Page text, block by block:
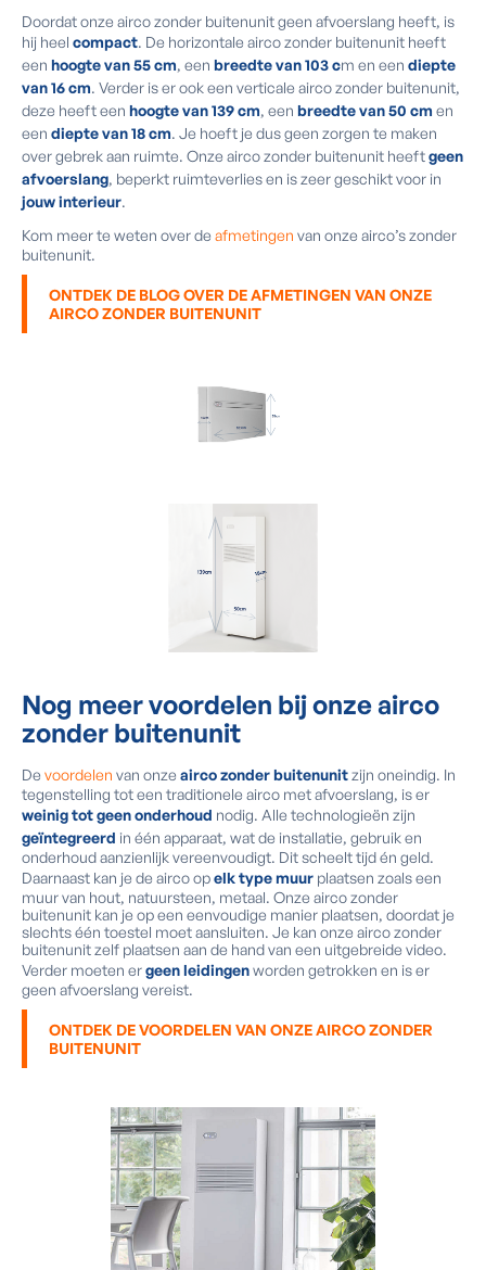
Doordat onze airco zonder buitenunit geen afvoerslang heeft, is
hij heel compact. De horizontale airco zonder buitenunit heeft
een hoogte van 55 cm, een breedte van 103 cm en een diepte
van 16 cm. Verder is er ook een verticale airco zonder buitenunit,
deze heeft een hoogte van 139 cm, een breedte van 50 cm en
een diepte van 18 cm. Je hoeft je dus geen zorgen te maken
over gebrek aan ruimte. Onze airco zonder buitenunit heeftgeen
afvoerslang, beperkt ruimteverlies en is zeer geschikt voor in
jouw interieur.
Kom meer te weten over de afmetingen van onze airco’s zonder
buitenunit.
ONTDEK DE BLOG OVER DE AFMETINGEN VAN ONZE
AIRCO ZONDER BUITENUNIT
Nog meervoordelen bij onze airco
zonder buitenunit
De voordelen van onze airco zonder buitenunitzijn oneindig. In
tegenstelling tot een traditionele airco met afvoerslang, is er
weinig tot geen onderhoud nodig. Alle technologieën zijn
geïntegreerd in één apparaat, wat de installatie, gebruik en
onderhoud aanzienlijk vereenvoudigt. Dit scheelt tijd én geld.
Daarnaast kan je de airco opelk type muur plaatsen zoals een
muur van hout, natuursteen, metaal. Onze airco zonder
buitenunit kan je op een eenvoudige manier plaatsen, doordat je
slechts één toestel moet aansluiten. Je kan onze airco zonder
buitenunit zelf plaatsen aan de hand van een uitgebreide video.
Verder moeten ergeen leidingenworden getrokken en is er
geen afvoerslang vereist.
ONTDEK DE VOORDELEN VAN ONZE AIRCO ZONDER
BUITENUNIT